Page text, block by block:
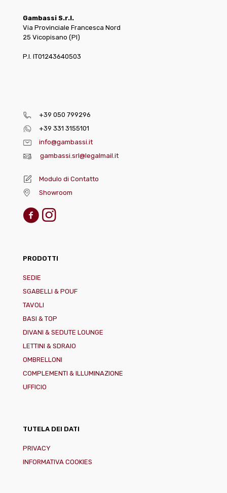
Gambassi S.r.l.
Via Provinciale Francesca Nord
25 Vicopisano (PI)
P.I. IT01243640503
+39 050 799296
+39 331 3155101
info@gambassi.it
gambassi.srl@legalmail.it
Modulo di Contatto
Showroom
PRODOTTI
SEDIE
SGABELLI & POUF
TAVOLI
BASI & TOP
DIVANI & SEDUTE LOUNGE
LETTINI & SDRAIO
OMBRELLONI
COMPLEMENTI & ILLUMINAZIONE
UFFICIO
TUTELA DEI DATI
PRIVACY
INFORMATIVA COOKIES